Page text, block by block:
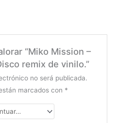
“Miko Mission ‎–
remix de vinilo.”
no será publicada.
marcados con *